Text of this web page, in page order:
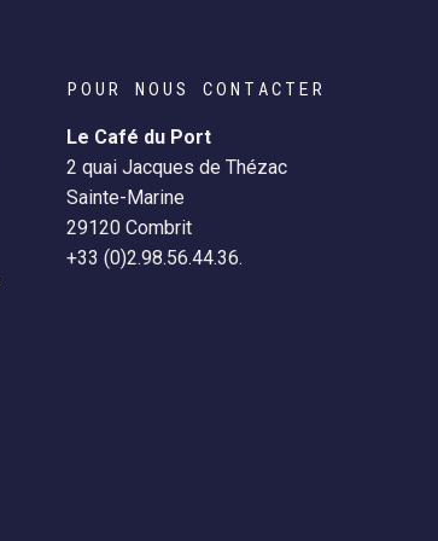
POUR NOUS CONTACTER
Le Café du Port
2 quai Jacques de Thézac
Sainte-Marine
29120 Combrit
+33 (0)2.98.56.44.36.